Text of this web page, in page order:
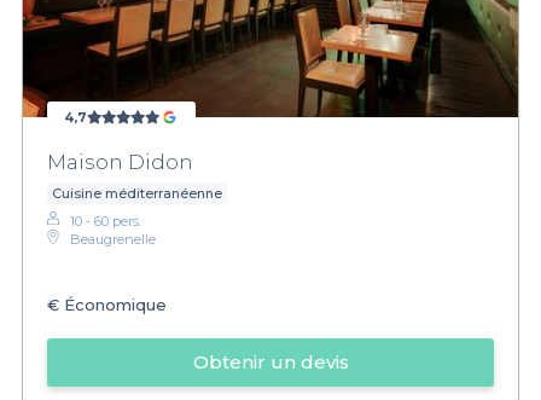
4,7
Maison Didon
Cuisine méditerranéenne
10 - 60 pers.
Beaugrenelle
€ Économique
Obtenir un devis